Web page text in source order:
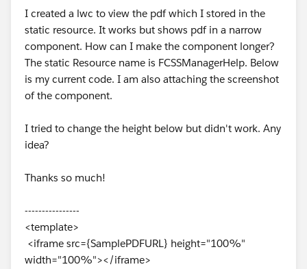
I created a lwc to view the pdf which I stored in the
static resource. It works but shows pdf in a narrow
component. How can I make the component longer?
The static Resource name is FCSSManagerHelp. Below
is my current code. I am also attaching the screenshot
of the component.
I tried to change the height below but didn't work. Any
idea?
Thanks so much!
----------------
<template>
<iframe src={SamplePDFURL} height="100%"
width="100%"></iframe>